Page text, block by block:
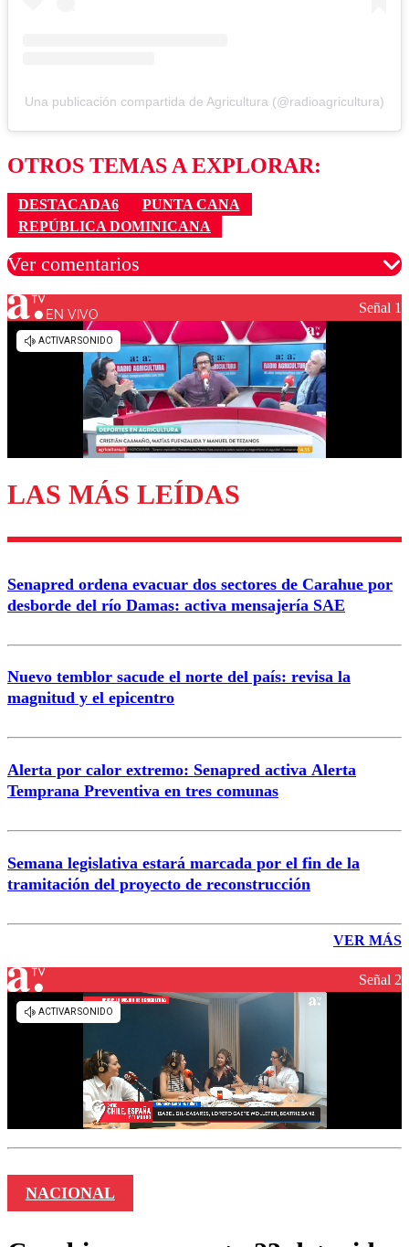
Una publicación compartida de Agricultura (@radioagricultura)
OTROS TEMAS A EXPLORAR:
DESTACADA6
PUNTA CANA
REPÚBLICA DOMINICANA
Ver comentarios
Los comentarios son moderados para garantizar un
diálogo respetuoso.
Enviar comentario
EN VIVO Señal 1
LAS MÁS LEÍDAS
Senapred ordena evacuar dos sectores de Carahue por
desborde del río Damas: activa mensajería SAE
Nuevo temblor sacude el norte del país: revisa la
magnitud y el epicentro
Alerta por calor extremo: Senapred activa Alerta
Temprana Preventiva en tres comunas
Semana legislativa estará marcada por el fin de la
tramitación del proyecto de reconstrucción
VER MÁS
Señal 2
NACIONAL